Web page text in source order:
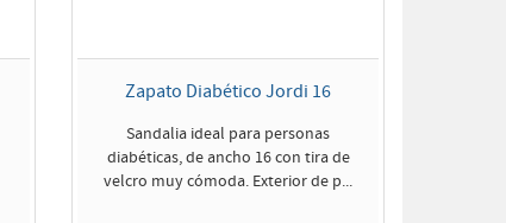
Zapato Diabético Jordi 16
Sandalia ideal para personas
diabéticas, de ancho 16 con tira de
velcro muy cómoda. Exterior de p...